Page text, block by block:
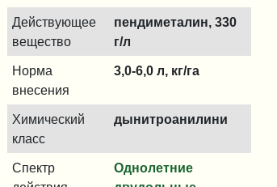
Действующее
вещество
пендиметалин, 330
г/л
Норма
внесения
3,0-6,0 л, кг/га
Химический
класс
дынитроанилини
Спектр
Однолетние